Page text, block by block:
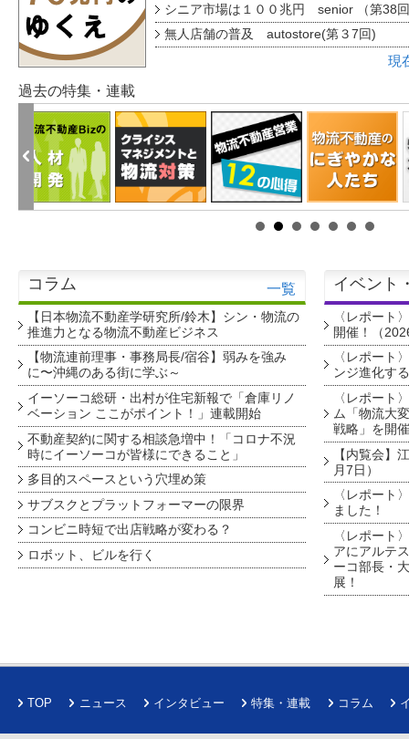
シニア市場は１００兆円 senior （第38
無人店舗の普及 autostore(第３7回)
現
過去の特集・連載
コラム 一覧
【日本物流不動産学研究所/鈴木】シン・物流の
推進力となる物流不動産ビジネス
【物流連前理事・事務局長/宿谷】弱みを強み
に〜沖縄のある街に学ぶ～
イーソーコ総研・出村が住宅新報で「倉庫リノ
ベーション ここがポイント！」連載開始
不動産契約に関する相談急増中！「コロナ不況
時にイーソーコが皆様にできること」
多目的スペースという穴埋め策
サブスクとプラットフォーマーの限界
コンビニ時短で出店戦略が変わる？
ロボット、ビルを行く
イベント
〈レポート
開催！（
〈レポート
ンジ進化す
〈レポート
ム「物流大
戦略」を開
【内覧会】
月7日）
〈レポート
ました！
〈レポート
アにアルテ
ーコ部長・
展！
TOP ニュース インタビュー 特集・連載 コラム